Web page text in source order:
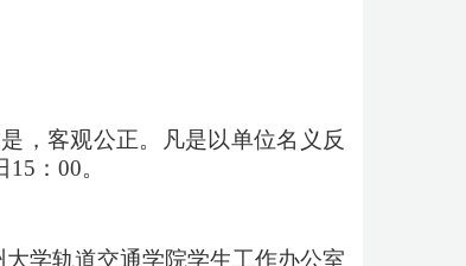
，客观公正。凡是以单位名义反
15：00。
大学轨道交通学院学生工作办公室